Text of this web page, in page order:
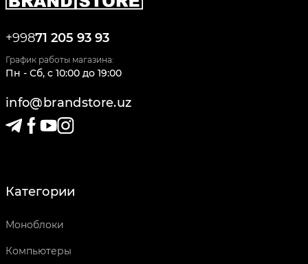
+99871 205 93 93
График работы магазина:
Пн - Сб, c 10:00 до 19:00
info@brandstore.uz
Категории
Моноблоки
Компьютеры